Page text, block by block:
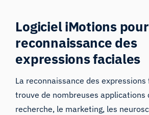
Logiciel iMotions
reconnaissance des
expressions faciales
La reconnaissance des expressions
trouve de nombreuses applications
recherche, le marketing, les